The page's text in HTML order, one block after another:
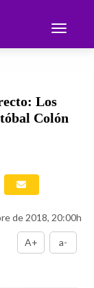
Toggle
Los
Colón
de 2018, 20:00h
A+ a-